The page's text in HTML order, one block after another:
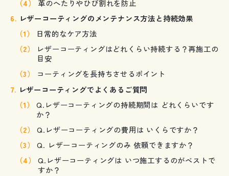
革のへたりやひび割れを防止
レザーコーティングのメンテナンス方法と持続効果
日常的なケア方法
レザーコーティングはどれくらい持続する？再施工の
目安
コーティングを長持ちさせるポイント
レザーコーティングでよくあるご質問
Q.レザーコーティングの持続期間は どれくらいです
か？
Q.レザーコーティングの費用は いくらですか？
Q. レザーコーティングのみ 依頼できますか？
Q.レザーコーティングは いつ施工するのがベストで
すか？